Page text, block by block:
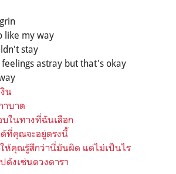
like my way
stay
astray but that's okay
น
าบาต
ในทางที่ฉันเลือก
ที่คุณจะอยู่ตรงนี้
ให้คุณรู้สึกว่านี่มันผิด แต่ไม่เป็นไร
ดังเช่นดวงดารา